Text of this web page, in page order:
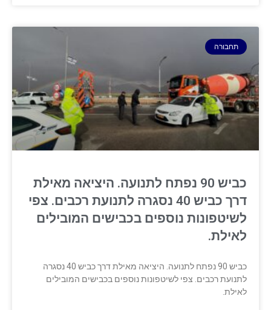
תחבורה
כביש 90 נפתח לתנועה. היציאה מאילת
דרך כביש 40 נסגרה לתנועת רכבים. צפי
לשיטפונות נוספים בכבישים המובילים
לאילת.
כביש 90 נפתח לתנועה. היציאה מאילת דרך כביש 40 נסגרה
לתנועת רכבים. צפי לשיטפונות נוספים בכבישים המובילים
לאילת.